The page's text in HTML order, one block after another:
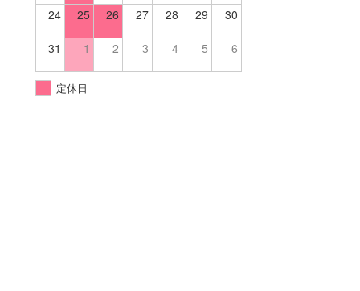
24 25 26 27 28 29 30
31 1 2 3 4 5 6
定休日